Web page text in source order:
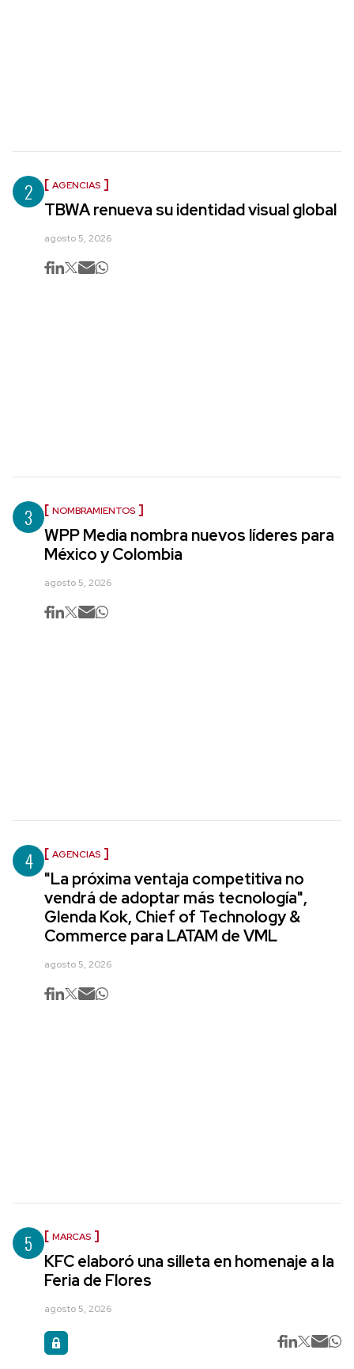
2 AGENCIAS
TBWA renueva su identidad visual global
agosto 5, 2026
3 NOMBRAMIENTOS
WPP Media nombra nuevos líderes para
México y Colombia
agosto 5, 2026
4 AGENCIAS
"La próxima ventaja competitiva no
vendrá de adoptar más tecnología",
Glenda Kok, Chief of Technology &
Commerce para LATAM de VML
agosto 5, 2026
5 MARCAS
KFC elaboró una silleta en homenaje a la
Feria de Flores
agosto 5, 2026